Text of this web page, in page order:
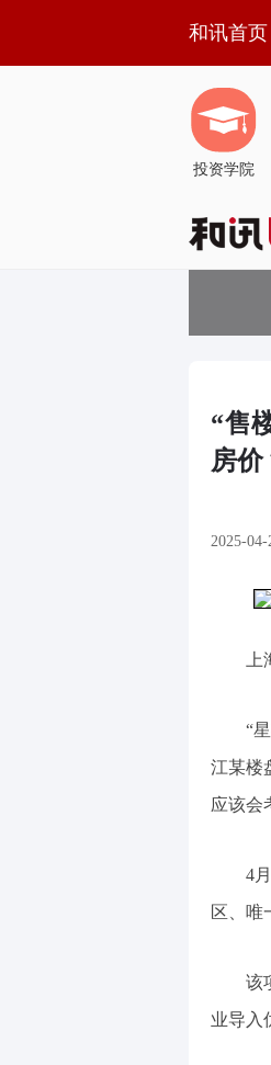
和讯首页
投资学院
“售
房价
2025-
“
江某楼
应该会
4
区、唯
该
业导入